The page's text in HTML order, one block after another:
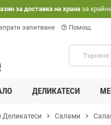
за доставка на храназа
запитване help_outline Помощ
ДЕЛИКАТЕСИ
chevron_right Салами chevron_right